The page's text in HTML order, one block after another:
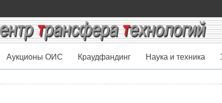
Аукционы ОИС Краудфандинг Наука и техника